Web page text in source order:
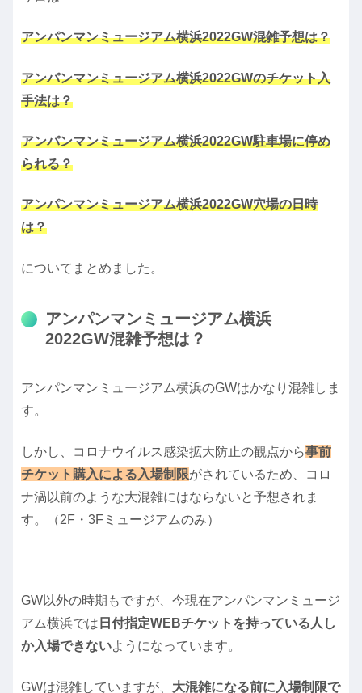
アンパンマンミュージアム横浜2022GW混雑予想は？
アンパンマンミュージアム横浜2022GWのチケット入
手法は？
アンパンマンミュージアム横浜2022GW駐車場に停め
られる？
アンパンマンミュージアム横浜2022GW穴場の日時
は？
についてまとめました。
アンパンマンミュージアム横浜
2022GW混雑予想は？
アンパンマンミュージアム横浜のGWはかなり混雑しま
す。
しかし、コロナウイルス感染拡大防止の観点から事前
チケット購入による入場制限がされているため、コロ
ナ渦以前のような大混雑にはならないと予想されま
す。（2F・3Fミュージアムのみ）
GW以外の時期もですが、今現在アンパンマンミュージ
アム横浜では 日付指定WEBチケットを持っている人し
か入場できないようになっています。
GWは混雑していますが、 大混雑になる前に入場制限で